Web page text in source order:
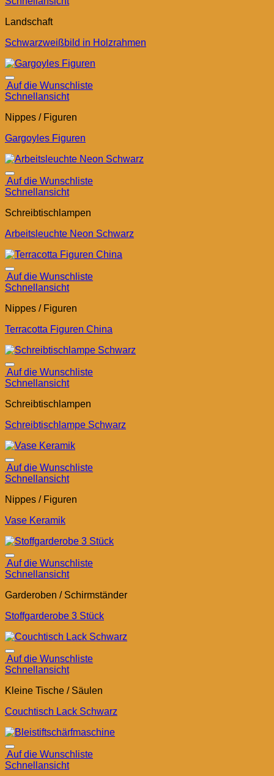
Landschaft
Schwarzweißbild in Holzrahmen
Auf die Wunschliste
Schnellansicht
Nippes / Figuren
Gargoyles Figuren
Auf die Wunschliste
Schnellansicht
Schreibtischlampen
Arbeitsleuchte Neon Schwarz
Auf die Wunschliste
Schnellansicht
Nippes / Figuren
Terracotta Figuren China
Auf die Wunschliste
Schnellansicht
Schreibtischlampen
Schreibtischlampe Schwarz
Auf die Wunschliste
Schnellansicht
Nippes / Figuren
Vase Keramik
Auf die Wunschliste
Schnellansicht
Garderoben / Schirmständer
Stoffgarderobe 3 Stück
Auf die Wunschliste
Schnellansicht
Kleine Tische / Säulen
Couchtisch Lack Schwarz
Auf die Wunschliste
Schnellansicht